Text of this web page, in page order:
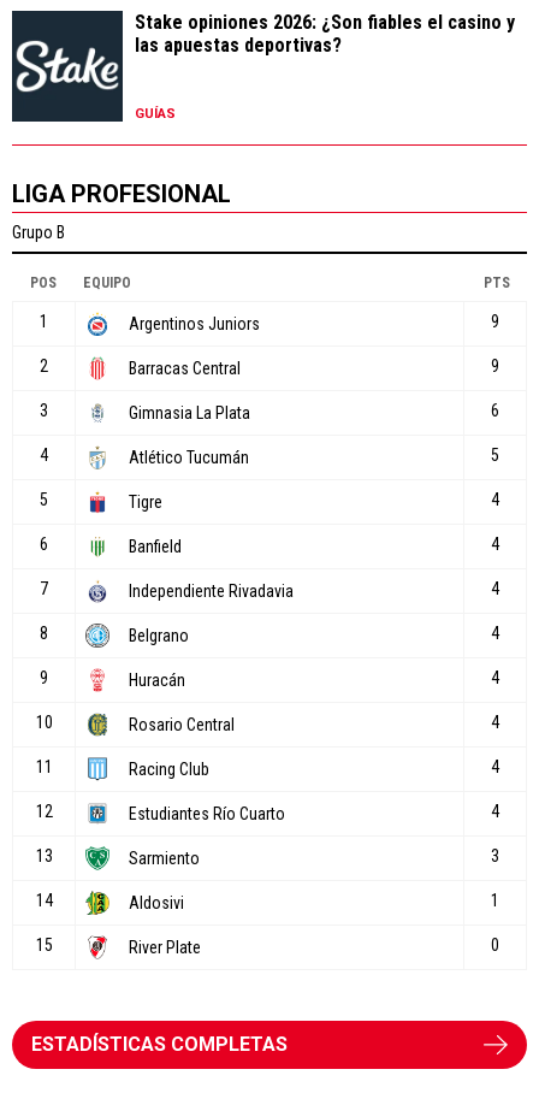
Stake opiniones 2026: ¿Son fiables el casino y
las apuestas deportivas?
GUÍAS
LIGA PROFESIONAL
ESTADÍSTICAS COMPLETAS